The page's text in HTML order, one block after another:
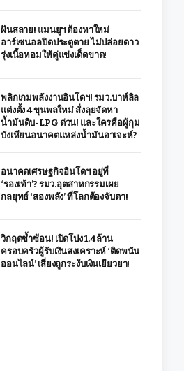
ฝันสลาย! แมนยูฯ ต้องหาใหม่
อาร์เซนอลปิดประตูตาย ไม่ปล่อยดาว
รุ่งเนื้อหอมให้คู่แข่งเด็ดขาด!
พลิกเกมพลังงานอินโดฯ! รมว.บาห์ลิล
แต่งตั้ง 4 ขุนพลใหม่ สั่งลุยจัดหา
น้ำมันดิบ-LPG ด่วน! และใครคือผู้กุม
บังเหียนอนาคตแหล่งน้ำมันอาเจะห์?
อนาคตเศรษฐกิจอินโดฯ อยู่ที่
‘รองเท้า’? รมว.อุตสาหกรรมเผย
กลยุทธ์ ‘สองพลัง’ ที่โลกต้องจับตา!
วิกฤตซ้ำซ้อน! เปิดโปง 1.4 ล้าน
ครอบครัวผู้รับเงินสงเคราะห์ ‘ติดพนัน
ออนไลน์’ เสี่ยงถูกระงับเงินเยียวยา!